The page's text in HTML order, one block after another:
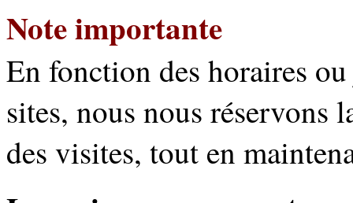
Note importante
En fonction des horaires
sites, nous nous
des visites, tout en